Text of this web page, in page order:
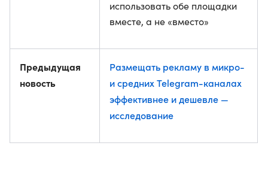
использовать обе площадки
вместе, а не «вместо»
Предыдущая
новость
Размещать рекламу в микро-
и средних Telegram-каналах
эффективнее и дешевле —
исследование